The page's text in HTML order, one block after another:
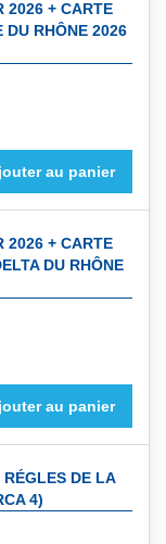
2026 + CARTE
RHÔNE 2026
au panier
2026 + CARTE
DU RHÔNE
au panier
DE LA
4)